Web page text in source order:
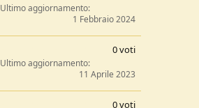
/
a
e
l
l
/
a
,
0
0
e
l
l
Ultimo aggiornamento
1 Febbraio 2024
,
0
0
0 voti
Ultimo aggiornamento
11 Aprile 2023
0 voti